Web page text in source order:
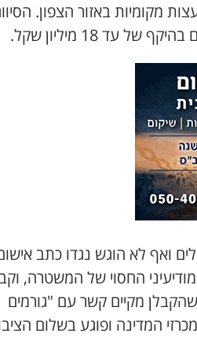
מקומיות באזור הצפון.
עד 18 מיליון שקל.
ואף לא הוגש נגדו כתב
החסוי של המשטרה,
מקיים קשר עם "גורמים
המדינה ופוגע בשלום